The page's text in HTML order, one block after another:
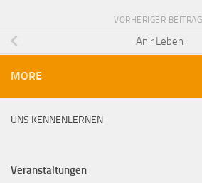
VORHERIGER BEITRAG
Anir Leben
MORE
UNS KENNENLERNEN
Veranstaltungen